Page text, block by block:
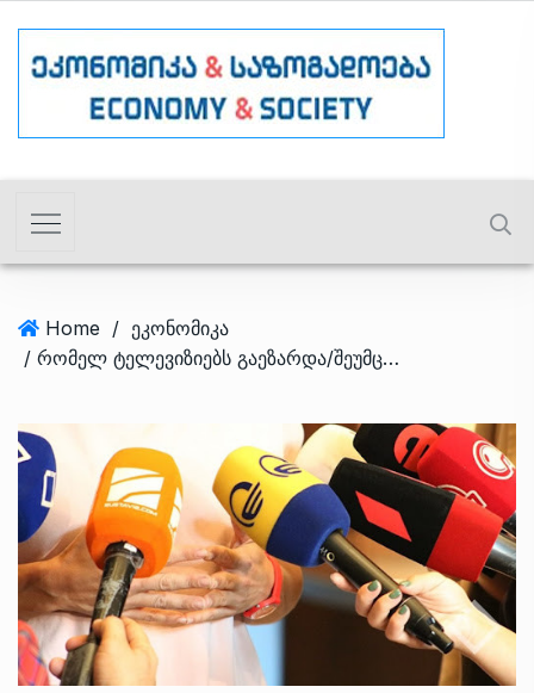
Home / ეკონომიკა
/ რომელ ტელევიზიებს გაეზარდა/შეუმცირდა სარეკლამო შემოსავალი?